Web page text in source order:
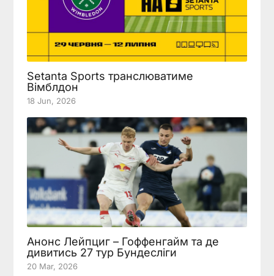
Setanta Sports транслюватиме
Вімблдон
18 Jun, 2026
Анонс Лейпциг – Гоффенгайм та де
дивитись 27 тур Бундесліги
20 Mar, 2026